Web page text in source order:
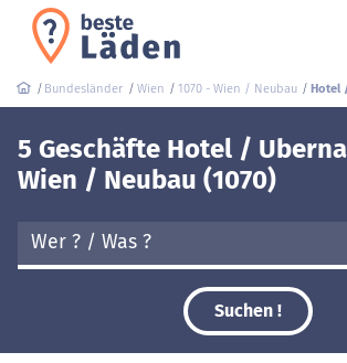
Bundesländer Wien 1070 - Wien / Neubau Hotel
5 Geschäfte Hotel /
Wien / Neubau (1070)
Suchen !